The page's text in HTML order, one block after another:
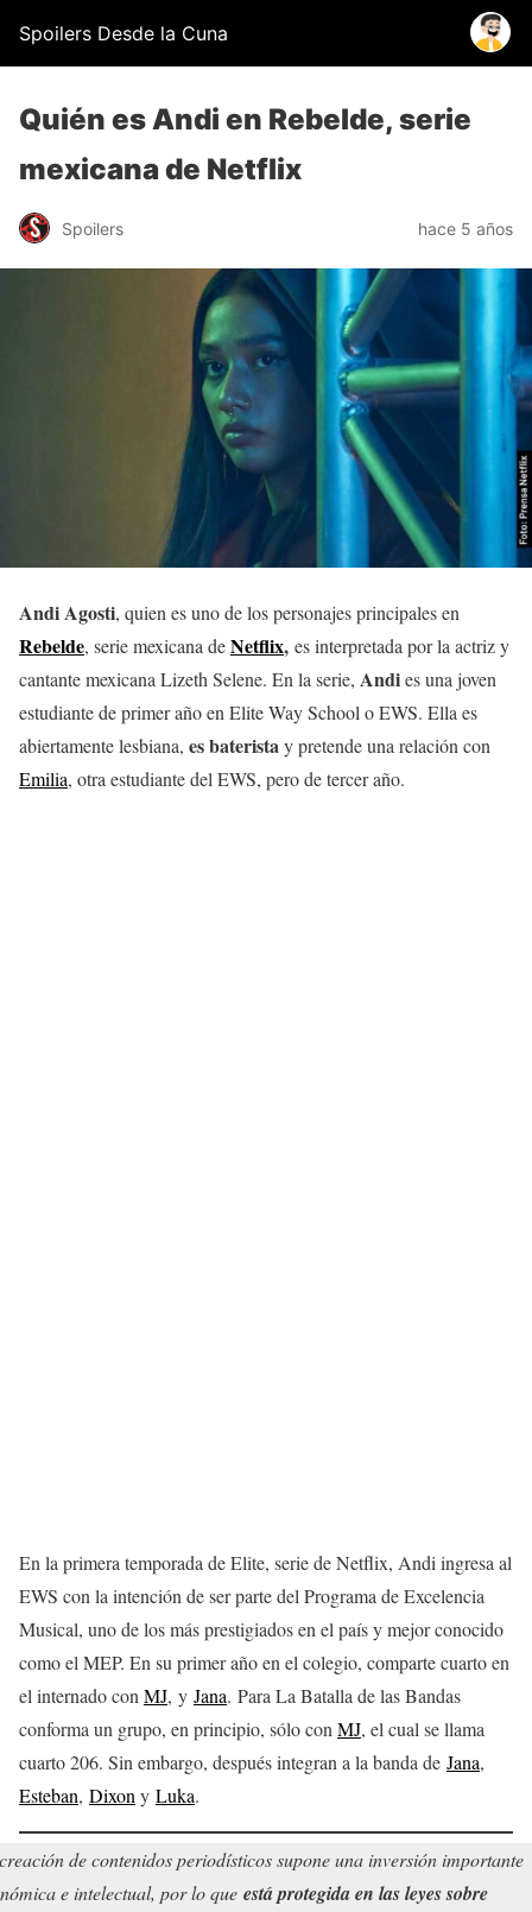
Spoilers Desde la Cuna
Quién es Andi en Rebelde, serie
mexicana de Netflix
Spoilers hace 5 años
Andi Agosti, quien es uno de los personajes principales en
Rebelde, serie mexicana deNetflix, es interpretada por la actriz y
cantante mexicana Lizeth Selene. En la serie, Andies una joven
estudiante de primer año en Elite Way School o EWS. Ella es
abiertamente lesbiana, es bateristay pretende una relación con
Emilia, otra estudiante del EWS, pero de tercer año.
En la primera temporada de Elite, serie de Netflix, Andi ingresa al
EWS con la intención de ser parte del Programa de Excelencia
Musical, uno de los más prestigiados en el país y mejor conocido
como el MEP. En su primer año en el colegio, comparte cuarto en
el internado con MJ, y Jana. Para La Batalla de las Bandas
conforma un grupo, en principio, sólo con MJ, el cual se llama
cuarto 206. Sin embargo, después integran a la banda de Jana,
Esteban, Dixon y Luka.
de contenidos periodísticos supone una inversión importante
e intelectual, por lo que está protegida en las leyes sobre